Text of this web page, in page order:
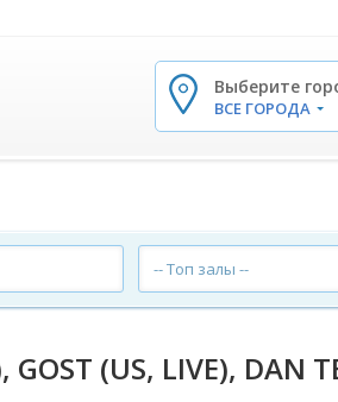
Выберите
ВСЕ ГОРОДА
-- Топ залы --
GOST (US, LIVE), DAN